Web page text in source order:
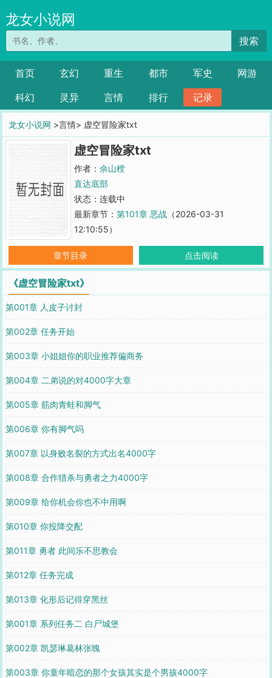
龙女小说网
搜索
首页 玄幻 重生 都市 军史
网游
科幻
灵异 言情 排行 记录
龙女小说网 >言情> 虚空冒险家txt
虚空冒险家txt
作者： 佘山樘
直达底部
状态：连载中
最新章节： 第101章 恶战（2026-03-31
12:10:55）
章节目录 点击阅读
《虚空冒险家txt》
第001章 人皮子讨封
第002章 任务开始
第003章 小姐姐你的职业推荐偏商务
第004章 二弟说的对4000字大章
第005章 筋肉青蛙和脚气
第006章 你有脚气吗
第007章 以身败名裂的方式出名4000字
第008章 合作猎杀与勇者之力4000字
第009章 给你机会你也不中用啊
第010章 你投降交配
第011章 勇者 此间乐不思教会
第012章 任务完成
第013章 化形后记得穿黑丝
第001章 系列任务二 白尸城堡
第002章 凯瑟琳葛林张魄
第003章 你童年暗恋的那个女孩其实是个男孩4000字